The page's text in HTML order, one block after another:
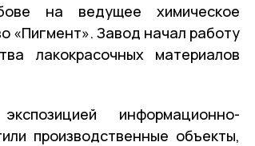
на ведущее химическое
«Пигмент». Завод начал работу
лакокрасочных материалов
информационно-
производственные объекты,